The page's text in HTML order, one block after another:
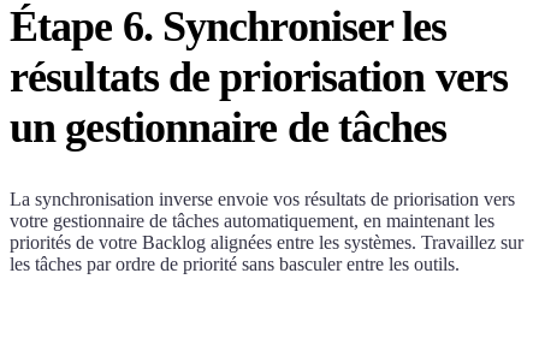
Étape 6. Synchroniser les
résultats de priorisation vers
un gestionnaire de tâches
La synchronisation inverse envoie vos résultats de priorisation vers
votre gestionnaire de tâches automatiquement, en maintenant les
priorités de votre Backlog alignées entre les systèmes. Travaillez sur
les tâches par ordre de priorité sans basculer entre les outils.